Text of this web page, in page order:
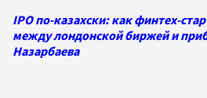
IPO по-казахски: как финтех-
между лондонской биржей и
Назарбаева